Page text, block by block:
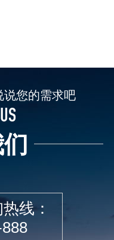
说您的需求吧
线：